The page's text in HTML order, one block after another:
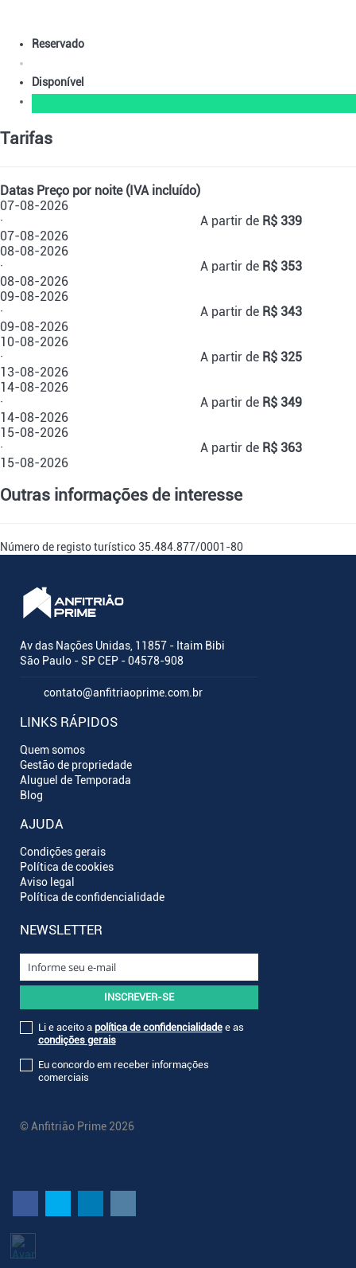
Reservado
Disponível
Tarifas
Datas Preço por noite (IVA incluído)
07-08-2026
·
07-08-2026
A partir de R$ 339
08-08-2026
·
08-08-2026
A partir de R$ 353
09-08-2026
·
09-08-2026
A partir de R$ 343
10-08-2026
·
13-08-2026
A partir de R$ 325
14-08-2026
·
14-08-2026
A partir de R$ 349
15-08-2026
·
15-08-2026
A partir de R$ 363
Outras informações de interesse
Número de registo turístico 35.484.877/0001-80
Av das Nações Unidas, 11857 - Itaim Bibi
São Paulo - SP CEP - 04578-908
contato@anfitriaoprime.com.br
LINKS RÁPIDOS
Quem somos
Gestão de propriedade
Aluguel de Temporada
Blog
AJUDA
Condições gerais
Política de cookies
Aviso legal
Política de confidencialidade
NEWSLETTER
Li e aceito a política de confidencialidadee as
condições gerais
Eu concordo em receber informações
comerciais
© Anfitrião Prime 2026